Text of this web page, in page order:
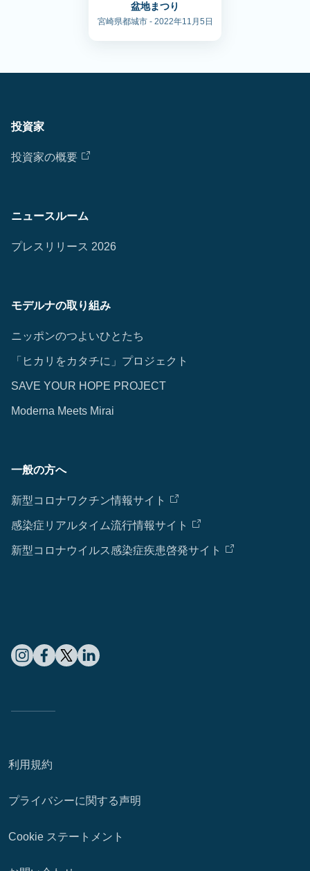
盆地まつり
宮崎県都城市 - 2022年11月5日
投資家
投資家の概要
ニュースルーム
プレスリリース 2026
モデルナの取り組み
ニッポンのつよいひとたち
「ヒカリをカタチに」プロジェクト
SAVE YOUR HOPE PROJECT
Moderna Meets Mirai
一般の方へ
新型コロナワクチン情報サイト
感染症リアルタイム流行情報サイト
新型コロナウイルス感染症疾患啓発サイト
利用規約
プライバシーに関する声明
Cookie ステートメント